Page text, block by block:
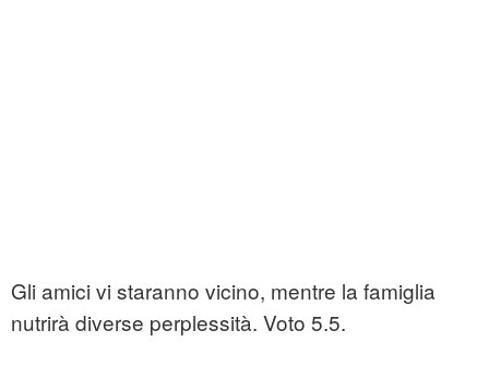
Gli amici vi staranno vicino, mentre la famiglia
nutrirà diverse perplessità. Voto 5.5.